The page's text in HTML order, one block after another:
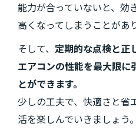
能力が合っていないと、効
高くなってしまうことがあ
そして、 定期的な点検と正
エアコンの性能を最大限に
とができます。
少しの工夫で、快適さと省
活を楽しんでいきましょう。